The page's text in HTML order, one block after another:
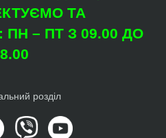
ТА
– ПТ З 09.00 ДО
розділ